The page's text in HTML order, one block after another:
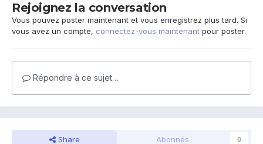
Rejoignez la conversation
Vous pouvez poster maintenant et vous enregistrez plus tard. Si
vous avez un compte, connectez-vous maintenant pour poster.
Répondre à ce sujet…
Share Abonnés 0